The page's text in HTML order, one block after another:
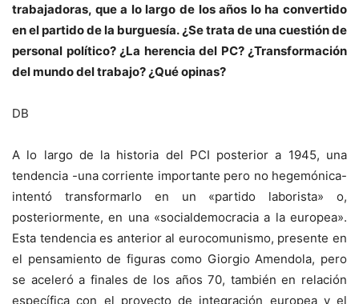
trabajadoras, que a lo largo de los años lo ha convertido
en el partido de la burguesía. ¿Se trata de una cuestión de
personal político? ¿La herencia del PC? ¿Transformación
del mundo del trabajo? ¿Qué opinas?
DB
A lo largo de la historia del PCI posterior a 1945, una
tendencia -una corriente importante pero no hegemónica-
intentó transformarlo en un «partido laborista» o,
posteriormente, en una «socialdemocracia a la europea».
Esta tendencia es anterior al eurocomunismo, presente en
el pensamiento de figuras como Giorgio Amendola, pero
se aceleró a finales de los años 70, también en relación
específica con el proyecto de integración europea y el